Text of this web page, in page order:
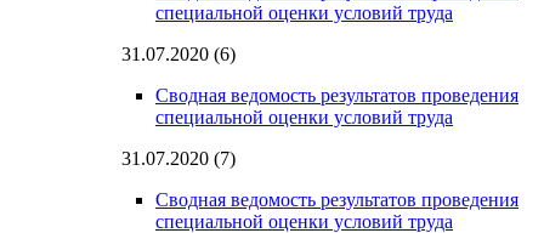
специальной оценки условий труда
31.07.2020 (6)
Сводная ведомость результатов проведения
специальной оценки условий труда
31.07.2020 (7)
Сводная ведомость результатов проведения
специальной оценки условий труда